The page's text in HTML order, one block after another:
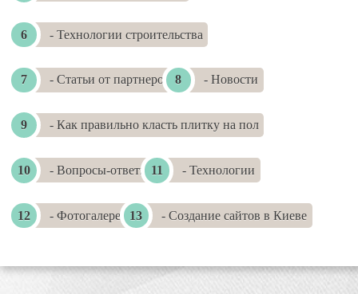
- Технологии строительства
- Статьи от партнеров - Новости
- Как правильно класть плитку на пол
- Вопросы-ответы - Технологии
- Фотогалереи - Создание сайтов в Киеве